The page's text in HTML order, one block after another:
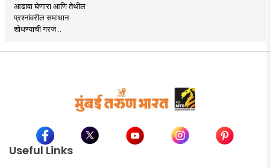
आढावा घेणारा आणि तेथील
प्रश्नांवरील समाधान
शोधण्याची गरज ..
Useful Links